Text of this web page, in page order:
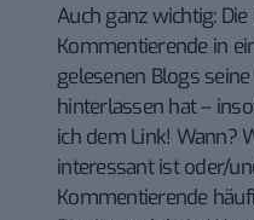
Auch ganz wichtig:
Kommentierende in
gelesenen Blogs
hinterlassen hat –
ich dem Link! Wann?
interessant ist oder/
Kommentierende